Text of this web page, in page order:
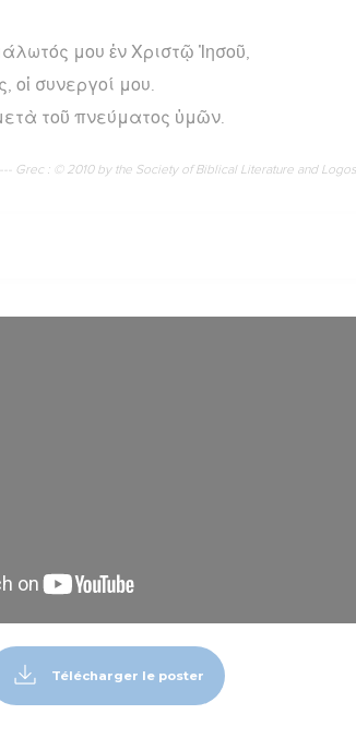
μου ἐν Χριστῷ Ἰησοῦ,
οἱ συνεργοί μου.
τοῦ πνεύματος ὑμῶν.
Grec : © 2010 by the Society of Biblical Literature and
Télécharger le poster